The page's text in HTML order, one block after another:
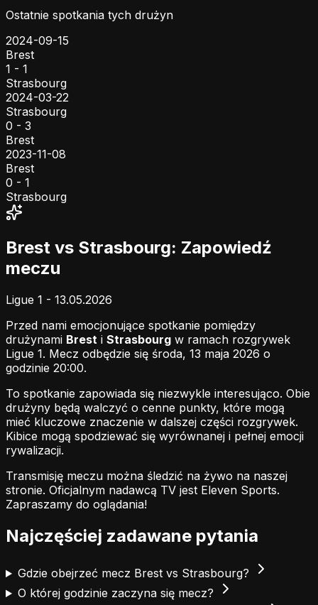
Ostatnie spotkania tych drużyn
2024-09-15
Brest
1 - 1
Strasbourg
2024-03-22
Strasbourg
0 - 3
Brest
2023-11-08
Brest
0 - 1
Strasbourg
Brest vs Strasbourg: Zapowiedź
meczu
Ligue 1 - 13.05.2026
Przed nami emocjonujące spotkanie pomiędzy
drużynami Brest i Strasbourg w ramach rozgrywek
Ligue 1. Mecz odbędzie się środa, 13 maja 2026 o
godzinie 20:00.
To spotkanie zapowiada się niezwykle interesująco. Obie
drużyny będą walczyć o cenne punkty, które mogą
mieć kluczowe znaczenie w dalszej części rozgrywek.
Kibice mogą spodziewać się wyrównanej i pełnej emocji
rywalizacji.
Transmisję meczu można śledzić na żywo na naszej
stronie. Oficjalnym nadawcą TV jest Eleven Sports.
Zapraszamy do oglądania!
Najczęściej zadawane pytania
Gdzie obejrzeć mecz Brest vs Strasbourg?
O której godzinie zaczyna się mecz?